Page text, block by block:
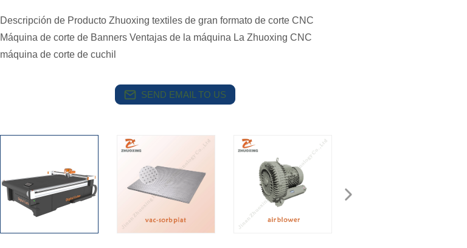
Descripción de Producto Zhuoxing textiles de gran formato de corte CNC
Máquina de corte de Banners Ventajas de la máquina La Zhuoxing CNC
máquina de corte de cuchil
SEND EMAIL TO US